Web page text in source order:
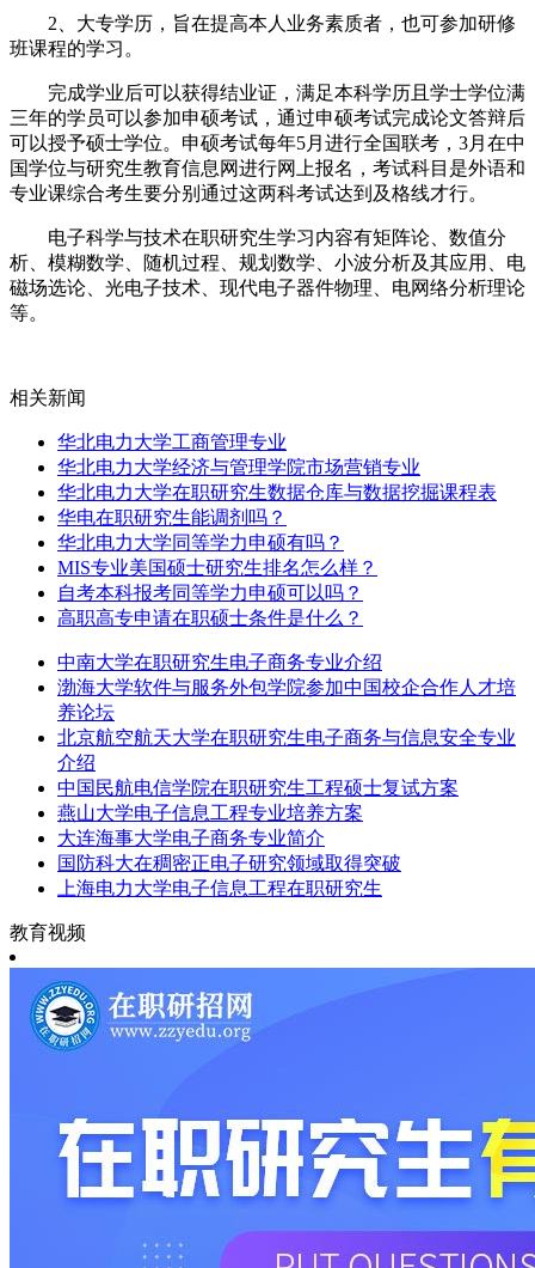
2、大专学历，旨在提高本人业务素质者，也可参加研修
班课程的学习。
完成学业后可以获得结业证，满足本科学历且学士学位满
三年的学员可以参加申硕考试，通过申硕考试完成论文答辩后
可以授予硕士学位。申硕考试每年5月进行全国联考，3月在中
国学位与研究生教育信息网进行网上报名，考试科目是外语和
专业课综合考生要分别通过这两科考试达到及格线才行。
电子科学与技术在职研究生学习内容有矩阵论、数值分
析、模糊数学、随机过程、规划数学、小波分析及其应用、电
磁场选论、光电子技术、现代电子器件物理、电网络分析理论
等。
相关新闻
华北电力大学工商管理专业
华北电力大学经济与管理学院市场营销专业
华北电力大学在职研究生数据仓库与数据挖掘课程表
华电在职研究生能调剂吗？
华北电力大学同等学力申硕有吗？
MIS专业美国硕士研究生排名怎么样？
自考本科报考同等学力申硕可以吗？
高职高专申请在职硕士条件是什么？
中南大学在职研究生电子商务专业介绍
渤海大学软件与服务外包学院参加中国校企合作人才培
养论坛
北京航空航天大学在职研究生电子商务与信息安全专业
介绍
中国民航电信学院在职研究生工程硕士复试方案
燕山大学电子信息工程专业培养方案
大连海事大学电子商务专业简介
国防科大在稠密正电子研究领域取得突破
上海电力大学电子信息工程在职研究生
教育视频